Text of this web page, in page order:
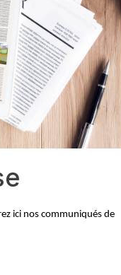
ici nos communiqués de